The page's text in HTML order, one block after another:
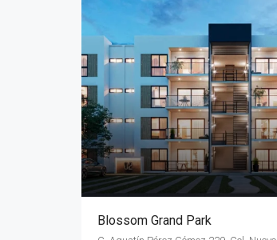
Blossom Grand Park